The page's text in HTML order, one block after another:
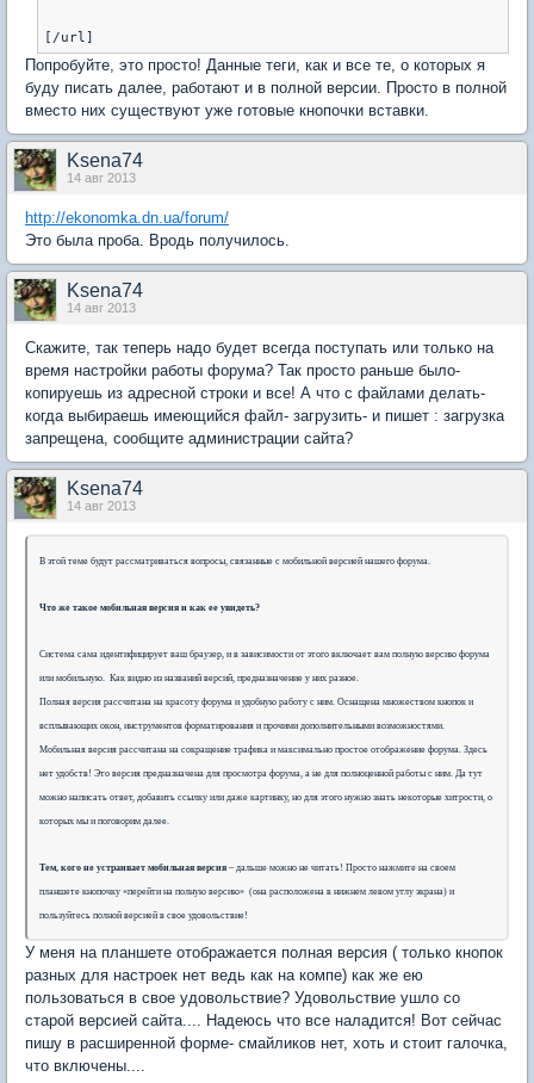
Попробуйте, это просто! Данные теги, как и все те, о которых я
буду писать далее, работают и в полной версии. Просто в полной
вместо них существуют уже готовые кнопочки вставки.
Ksena74
14 авг 2013
http://ekonomka.dn.ua/forum/
Это была проба. Вродь получилось.
Ksena74
14 авг 2013
Скажите, так теперь надо будет всегда поступать или только на
время настройки работы форума? Так просто раньше было-
копируешь из адресной строки и все! А что с файлами делать-
когда выбираешь имеющийся файл- загрузить- и пишет : загрузка
запрещена, сообщите администрации сайта?
Ksena74
14 авг 2013
В этой теме будут рассматриваться вопросы, связанные с мобильной версией нашего форума.
Что же такое мобильная версия и как ее увидеть?
Система сама идентифицирует ваш браузер, и в зависимости от этого включает вам полную версию форума
или мобильную. Как видно из названий версий, предназначение у них разное.
Полная версия рассчитана на красоту форума и удобную работу с ним. Оснащена множеством кнопок и
всплывающих окон, инструментов форматирования и прочими дополнительными возможностями.
Мобильная версия рассчитана на сокращение трафика и максимально простое отображение форума. Здесь
нет удобств! Это версия предназначена для просмотра форума, а не для полноценной работы с ним. Да тут
можно написать ответ, добавить ссылку или даже картинку, но для этого нужно знать некоторые хитрости, о
которых мы и поговорим далее.
Тем, кого не устраивает мобильная версия – дальше можно не читать! Просто нажмите на своем
планшете кнопочку «перейти на полную версию» (она расположена в нижнем левом углу экрана) и
пользуйтесь полной версией в свое удовольствие!
У меня на планшете отображается полная версия ( только кнопок
разных для настроек нет ведь как на компе) как же ею
пользоваться в свое удовольствие? Удовольствие ушло со
старой версией сайта.... Надеюсь что все наладится! Вот сейчас
пишу в расширенной форме- смайликов нет, хоть и стоит галочка,
что включены....